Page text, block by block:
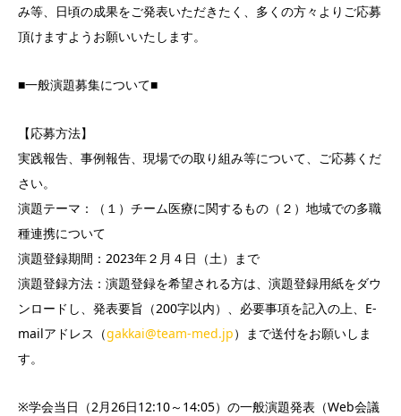
み等、日頃の成果をご発表いただきたく、多くの方々よりご応募
頂けますようお願いいたします。
■一般演題募集について■
【応募方法】
実践報告、事例報告、現場での取り組み等について、ご応募くだ
さい。
演題テーマ：（１）チーム医療に関するもの（２）地域での多職
種連携について
演題登録期間：2023年２月４日（土）まで
演題登録方法：演題登録を希望される方は、演題登録用紙をダウ
ンロードし、発表要旨（200字以内）、必要事項を記入の上、E-
mailアドレス（gakkai@team-med.jp）まで送付をお願いしま
す。
※学会当日（2月26日12:10～14:05）の一般演題発表（Web会議